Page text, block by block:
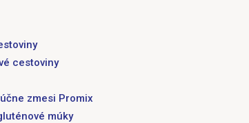
cestoviny
zmesi Promix
múky